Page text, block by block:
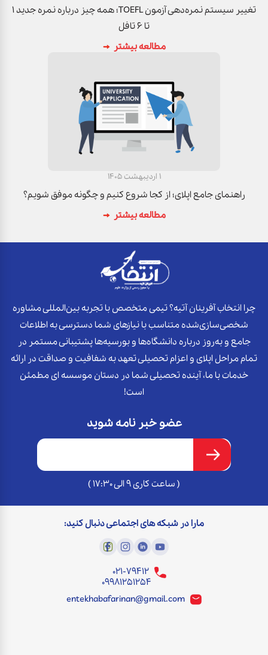
تغییر سیستم نمره‌دهی آزمون TOEFL؛ همه چیز درباره نمره جدید ۱
تا ۶ تافل
مطالعه بیشتر
1 اردیبهشت 1405
راهنمای جامع اپلای؛ از کجا شروع کنیم و چگونه موفق شویم؟
مطالعه بیشتر
چرا انتخاب آفرینان آتیه؟ تیمی متخصص با تجربه بین‌المللی مشاوره
شخصی‌سازی‌شده متناسب با نیازهای شما دسترسی به اطلاعات
جامع و به‌روز درباره دانشگاه‌ها و بورسیه‌ها پشتیبانی مستمر در
تمام مراحل اپلای و اعزام تحصیلی تعهد به شفافیت و صداقت در ارائه
خدمات با ما، آینده تحصیلی شما در دستان موسسه ای مطمئن
است!
عضو خبر نامه شوید
( ساعت کاری 9 الی 17:30 )
مارا در شبکه های اجتماعی دنبال کنید:
021-79412
09981251254
entekhabafarinan@gmail.com